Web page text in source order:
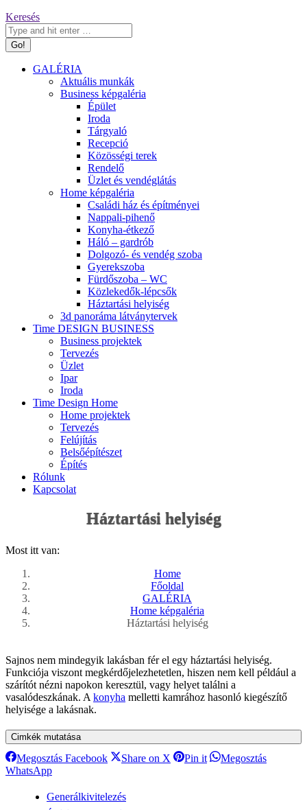
Keresés:
Keresés
GALÉRIA
Aktuális munkák
Business képgaléria
Épület
Iroda
Tárgyaló
Recepció
Közösségi terek
Rendelő
Üzlet és vendéglátás
Home képgaléria
Családi ház és építményei
Nappali-pihenő
Konyha-étkező
Háló – gardrób
Dolgozó- és vendég szoba
Gyerekszoba
Fürdőszoba – WC
Közlekedők-lépcsők
Háztartási helyiség
3d panoráma látványtervek
Time DESIGN BUSINESS
Business projektek
Tervezés
Üzlet
Ipar
Iroda
Time Design Home
Home projektek
Tervezés
Felújítás
Belsőépítészet
Építés
Rólunk
Kapcsolat
Háztartási helyiség
Most itt van:
Home
Főoldal
GALÉRIA
Home képgaléria
Háztartási helyiség
Sajnos nem mindegyik lakásban fér el egy háztartási helyiség.
Funkciója viszont megkérdőjelezhetetlen, hiszen nem kell például a
szárítót nézni napokon keresztül, vagy helyet találni a
vasalódeszkának. A konyha melletti kamrához hasonló kiegészítő
helyisége a lakásnak.
Megosztás FacebookMegosztás
Share on X Megosztás
Pin itMegosztás
Megosztás
WhatsAppMegosztás
Generálkivitelezés